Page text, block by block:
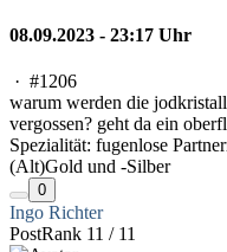
08.09.2023 - 23:17 Uhr
· #1206
warum werden die
vergossen? geht da ein
Spezialität: fugenlose
(Alt)Gold und -Silber
0
Ingo Richter
PostRank 11 / 11